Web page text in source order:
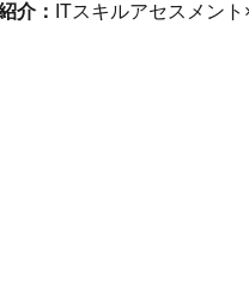
介： ITスキルアセスメン